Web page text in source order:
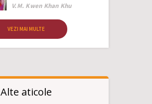
Author
V.M. Kwen Khan Khu
VEZI MAI MULTE
Alte aticole